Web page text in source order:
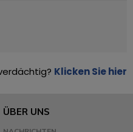
Klicken Sie hier
ÜBER UNS